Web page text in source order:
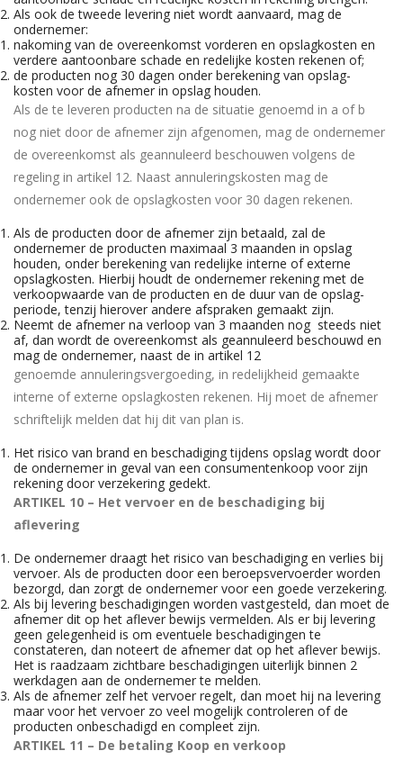
Als ook de tweede levering niet wordt aanvaard, mag de
ondernemer:
nakoming van de overeenkomst vorderen en opslagkosten en
verdere aantoonbare schade en redelijke kosten rekenen of;
de producten nog 30 dagen onder berekening van opslag-
kosten voor de afnemer in opslag houden.
Als de te leveren producten na de situatie genoemd in a of b
nog niet door de afnemer zijn afgenomen, mag de ondernemer
de overeenkomst als geannuleerd beschouwen volgens de
regeling in artikel 12. Naast annuleringskosten mag de
ondernemer ook de opslagkosten voor 30 dagen rekenen.
Als de producten door de afnemer zijn betaald, zal de
ondernemer de producten maximaal 3 maanden in opslag
houden, onder berekening van redelijke interne of externe
opslagkosten. Hierbij houdt de ondernemer rekening met de
verkoopwaarde van de producten en de duur van de opslag-
periode, tenzij hierover andere afspraken gemaakt zijn.
Neemt de afnemer na verloop van 3 maanden nog steeds niet
af, dan wordt de overeenkomst als geannuleerd beschouwd en
mag de ondernemer, naast de in artikel 12
genoemde annuleringsvergoeding, in redelijkheid gemaakte
interne of externe opslagkosten rekenen. Hij moet de afnemer
schriftelijk melden dat hij dit van plan is.
Het risico van brand en beschadiging tijdens opslag wordt door
de ondernemer in geval van een consumentenkoop voor zijn
rekening door verzekering gedekt.
ARTIKEL 10 – Het vervoer en de beschadiging bij
aflevering
De ondernemer draagt het risico van beschadiging en verlies bij
vervoer. Als de producten door een beroepsvervoerder worden
bezorgd, dan zorgt de ondernemer voor een goede verzekering.
Als bij levering beschadigingen worden vastgesteld, dan moet de
afnemer dit op het aflever bewijs vermelden. Als er bij levering
geen gelegenheid is om eventuele beschadigingen te
constateren, dan noteert de afnemer dat op het aflever bewijs.
Het is raadzaam zichtbare beschadigingen uiterlijk binnen 2
werkdagen aan de ondernemer te melden.
Als de afnemer zelf het vervoer regelt, dan moet hij na levering
maar voor het vervoer zo veel mogelijk controleren of de
producten onbeschadigd en compleet zijn.
ARTIKEL 11 – De betaling Koop en verkoop